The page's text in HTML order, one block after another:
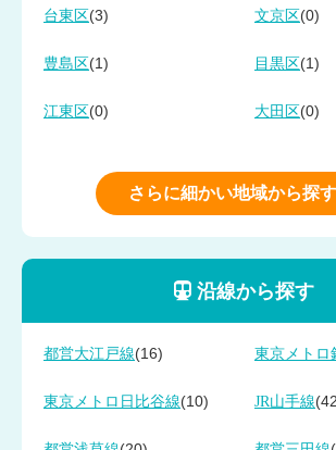
台東区 (3) 文京区 (0)
豊島区 (1) 目黒区 (1)
江東区 (0) 大田区 (0)
さらに細かい地域から探
沿線から探す
都営大江戸線(16) 東京メトロ
東京メトロ日比谷線(10) JR山手線